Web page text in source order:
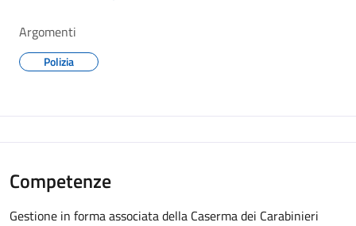
Argomenti
Polizia
Competenze
Gestione in forma associata della Caserma dei Carabinieri